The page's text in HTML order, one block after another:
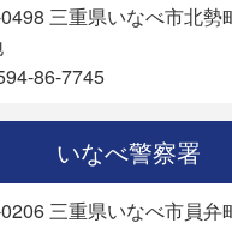
三重県いなべ市北勢
86-7745
いなべ警察署
三重県いなべ市員弁